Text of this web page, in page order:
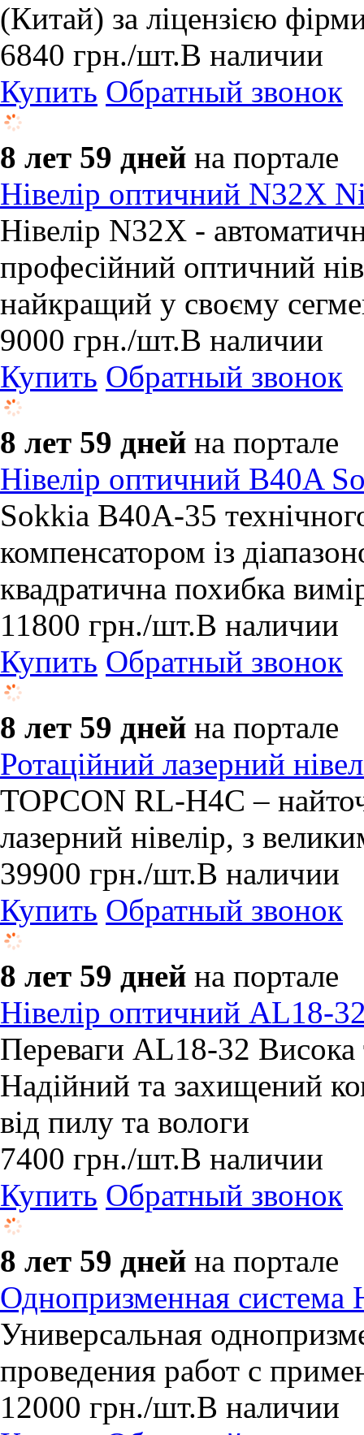
(Китай) за ліцензією
6840 грн./шт.В наличии
Купить Обратный звонок
8 лет 59 дней на портале
Нівелір оптичний N32X
Нівелір N32X -
професійний оптичний
найкращий у своєму
9000 грн./шт.В наличии
Купить Обратный звонок
8 лет 59 дней на портале
Нівелір оптичний B40A
Sokkia B40A-35
компенсатором із
квадратична похибка
11800 грн./шт.В наличии
Купить Обратный звонок
8 лет 59 дней на портале
Ротаційний лазерний
TOPCON RL-H4C –
лазерний нівелір, з
39900 грн./шт.В наличии
Купить Обратный звонок
8 лет 59 дней на портале
Нівелір оптичний AL18-
Переваги AL18-32
Надійний та захищений
від пилу та вологи
7400 грн./шт.В наличии
Купить Обратный звонок
8 лет 59 дней на портале
Однопризменная система
Универсальная
проведения работ с
12000 грн./шт.В наличии